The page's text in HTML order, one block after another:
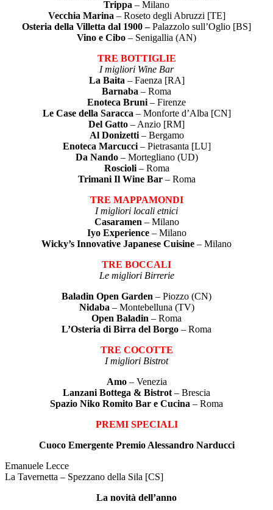
Trippa – Milano
Vecchia Marina – Roseto degli Abruzzi [TE]
Osteria della Villetta dal 1900 –Palazzolo sull’Oglio [BS]
Vino e Cibo – Senigallia (AN)
TRE BOTTIGLIE
I migliori Wine Bar
La Baita – Faenza [RA]
Barnaba – Roma
Enoteca Bruni – Firenze
Le Case della Saracca – Monforte d’Alba [CN]
Del Gatto – Anzio [RM]
Al Donizetti – Bergamo
Enoteca Marcucci– Pietrasanta [LU]
Da Nando– Mortegliano (UD)
Roscioli– Roma
Trimani Il Wine Bar– Roma
TRE MAPPAMONDI
I migliori locali etnici
Casaramen – Milano
Iyo Experience– Milano
Wicky’s Innovative Japanese Cuisine – Milano
TRE BOCCALI
Le migliori Birrerie
Baladin Open Garden – Piozzo (CN)
Nidaba – Montebelluna (TV)
Open Baladin – Roma
L’Osteria di Birra del Borgo – Roma
TRE COCOTTE
I migliori Bistrot
Amo – Venezia
Lanzani Bottega & Bistrot – Brescia
Spazio Niko Romito Bar e Cucina – Roma
PREMI SPECIALI
Cuoco Emergente Premio Alessandro Narducci
Emanuele Lecce
La Tavernetta – Spezzano della Sila [CS]
La novità dell’anno